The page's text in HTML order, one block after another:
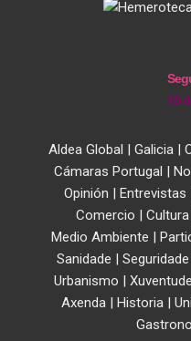
10
Aldea Global | Galicia|
Cámaras Portugal |
Opinión | Entrevistas
Comercio | Cultura
Medio Ambiente |
Sanidade |
Urbanismo | Xuventude
Axenda| Historia|